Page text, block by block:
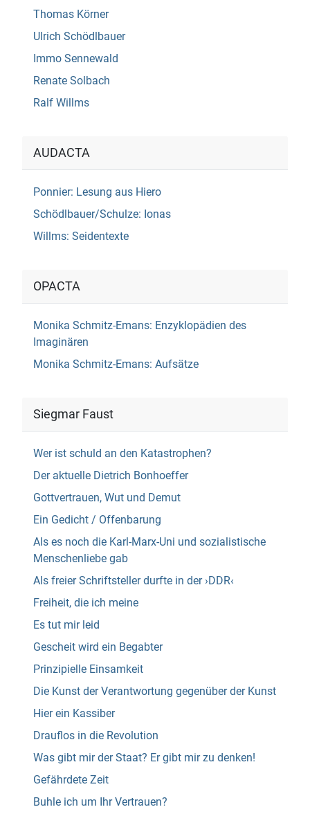
Thomas Körner
Ulrich Schödlbauer
Immo Sennewald
Renate Solbach
Ralf Willms
AUDACTA
Ponnier: Lesung aus Hiero
Schödlbauer/Schulze: Ionas
Willms: Seidentexte
OPACTA
Monika Schmitz-Emans: Enzyklopädien des
Imaginären
Monika Schmitz-Emans: Aufsätze
Siegmar Faust
Wer ist schuld an den Katastrophen?
Der aktuelle Dietrich Bonhoeffer
Gottvertrauen, Wut und Demut
Ein Gedicht / Offenbarung
Als es noch die Karl-Marx-Uni und sozialistische
Menschenliebe gab
Als freier Schriftsteller durfte in der ›DDR‹
Freiheit, die ich meine
Es tut mir leid
Gescheit wird ein Begabter
Prinzipielle Einsamkeit
Die Kunst der Verantwortung gegenüber der Kunst
Hier ein Kassiber
Drauflos in die Revolution
Was gibt mir der Staat? Er gibt mir zu denken!
Gefährdete Zeit
Buhle ich um Ihr Vertrauen?